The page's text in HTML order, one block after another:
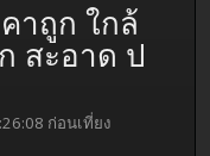
าถูก ใกล้
สะอาด ป
ก่อนเที่ยง